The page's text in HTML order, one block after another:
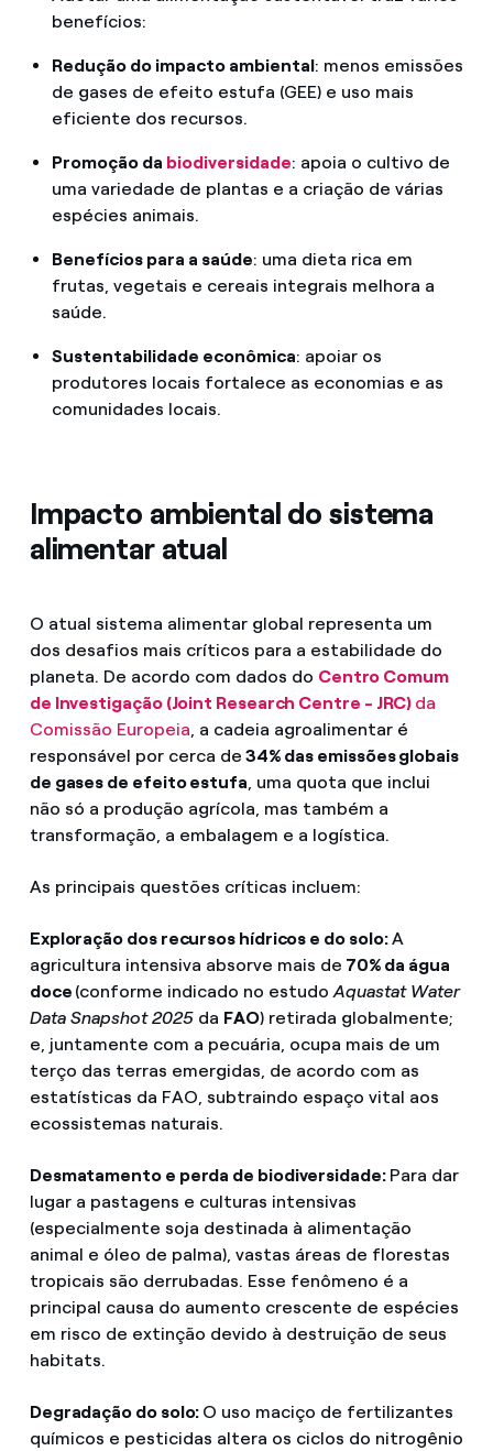
benefícios:
Redução do impacto ambiental: menos emissões
de gases de efeito estufa (GEE) e uso mais
eficiente dos recursos.
Promoção da biodiversidade: apoia o cultivo de
uma variedade de plantas e a criação de várias
espécies animais.
Benefícios para a saúde: uma dieta rica em
frutas, vegetais e cereais integrais melhora a
saúde.
Sustentabilidade econômica: apoiar os
produtores locais fortalece as economias e as
comunidades locais.
Impacto ambiental do sistema
alimentar atual
O atual sistema alimentar global representa um
dos desafios mais críticos para a estabilidade do
planeta. De acordo com dados do Centro Comum
de Investigação (Joint Research Centre - JRC) da
Comissão Europeia, a cadeia agroalimentar é
responsável por cerca de 34% das emissões globais
de gases de efeito estufa, uma quota que inclui
não só a produção agrícola, mas também a
transformação, a embalagem e a logística.
As principais questões críticas incluem:
Exploração dos recursos hídricos e do solo:A
agricultura intensiva absorve mais de 70% da água
doce (conforme indicado no estudoAquastat Water
Data Snapshot 2025da FAO) retirada globalmente;
e, juntamente com a pecuária, ocupa mais de um
terço das terras emergidas, de acordo com as
estatísticas da FAO, subtraindo espaço vital aos
ecossistemas naturais.
Desmatamento e perda de biodiversidade: Para dar
lugar a pastagens e culturas intensivas
(especialmente soja destinada à alimentação
animal e óleo de palma), vastas áreas de florestas
tropicais são derrubadas. Esse fenômeno é a
principal causa do aumento crescente de espécies
em risco de extinção devido à destruição de seus
habitats.
Degradação do solo: O uso maciço de fertilizantes
químicos e pesticidas altera os ciclos do nitrogênio